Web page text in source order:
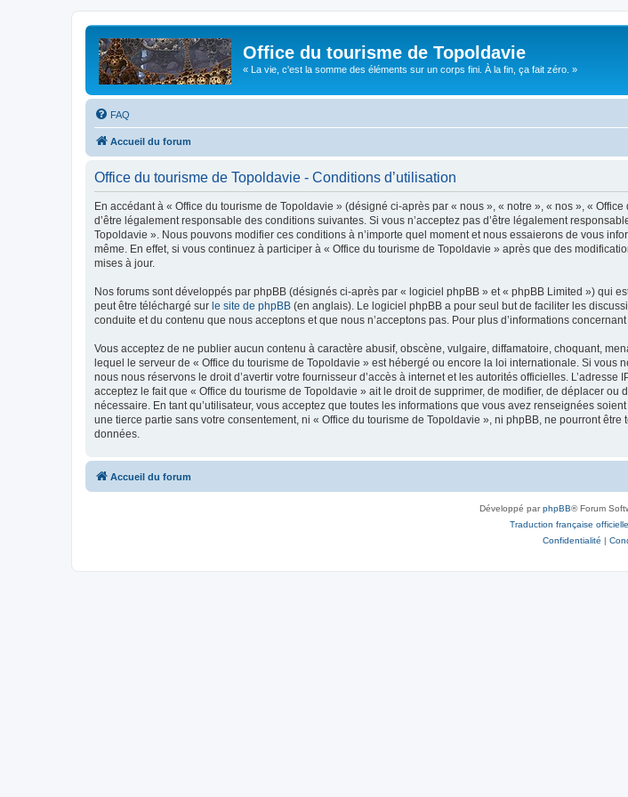
Office du tourisme de Topoldavie
« La vie, c'est la somme des éléments sur un corps fini. À la fin, ça fait zéro. »
FAQ
Accueil du forum
Office du tourisme de Topoldavie - Conditions d’utilisation
En accédant à « Office du tourisme de Topoldavie » (désigné ci-après par « nous », « notre », « nos », «
d’être légalement responsable des conditions suivantes. Si vous n’acceptez pas d’être légalement
Topoldavie ». Nous pouvons modifier ces conditions à n’importe quel moment et nous essaierons de vous
même. En effet, si vous continuez à participer à « Office du tourisme de Topoldavie » après que des
mises à jour.
Nos forums sont développés par phpBB (désignés ci-après par « logiciel phpBB » et « phpBB Limited ») qui
peut être téléchargé sur le site de phpBB (en anglais). Le logiciel phpBB a pour seul but de faciliter les
conduite et du contenu que nous acceptons et que nous n’acceptons pas. Pour plus d’informations
Vous acceptez de ne publier aucun contenu à caractère abusif, obscène, vulgaire, diffamatoire, choquant,
lequel le serveur de « Office du tourisme de Topoldavie » est hébergé ou encore la loi internationale. Si
nous nous réservons le droit d’avertir votre fournisseur d’accès à internet et les autorités officielles.
acceptez le fait que « Office du tourisme de Topoldavie » ait le droit de supprimer, de modifier, de déplacer
nécessaire. En tant qu’utilisateur, vous acceptez que toutes les informations que vous avez renseignées
une tierce partie sans votre consentement, ni « Office du tourisme de Topoldavie », ni phpBB, ne pourront
données.
Accueil du forum
Développé parphpBB® Forum
Traduction française officielle
Confidentialité |